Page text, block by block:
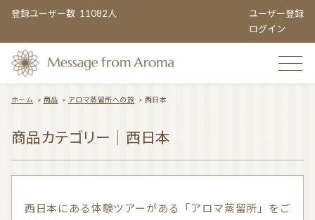
登録ユーザー数 11082人
ユーザー登録
ログイン
TOP
ホーム > 商品 > アロマ蒸留所への旅 > 西日本
商品カテゴリー｜西日本
西日本にある体験ツアーがある「アロマ蒸留所」をご